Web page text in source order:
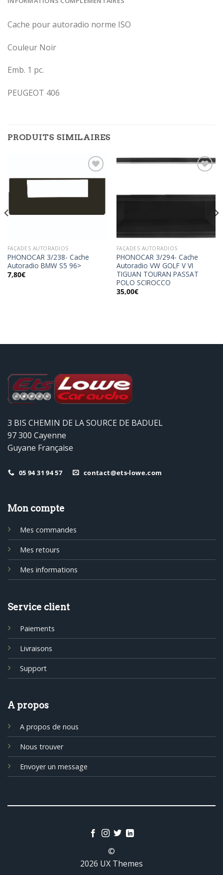
Cache pour autoradio norme ISO
Couleur Noir
Emb. 1 pc.
PEUGEOT 406
PRODUITS SIMILAIRES
Ajouter
FAÇADES AUTORADIOS
PHONOCAR 3/238- Cache
Autoradio BMW S5 96>
7,80€
Ajouter
FAÇADES AUTORADIOS
PHONOCAR 3/294- Cache
Autoradio VW GOLF V VI
TIGUAN TOURAN PASSAT
POLO SCIROCCO
35,00€
3 BIS CHEMIN DE LA SOURCE DE BADUEL
97 300 Cayenne
Guyane Française
05 94 31 94 57 contact@ets-lowe.com
Mon compte
Mes commandes
Mes retours
Mes informations
Service client
Paiements
Livraisons
Support
A propos
A propos de nous
Nous trouver
Envoyer un message
©
2026 UX Themes